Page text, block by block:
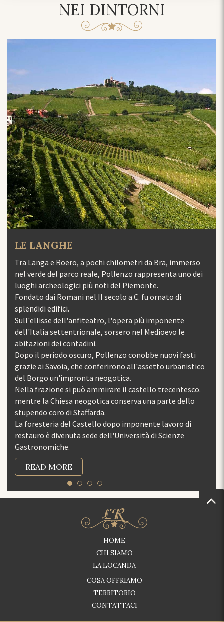
NEI DINTORNI
a pochi chilometri da Bra, immerso
reale, Pollenzo rappresenta uno dei
più noti del Piemonte.
nel II secolo a.C. fu ornato di
l'opera più imponente
sorsero nel Medioevo le
Pollenzo conobbe nuovi fasti
conferirono all'assetto urbanistico
neogotica.
ammirare il castello trecentesco.
conserva una parte dello
dopo imponente lavoro di
sede dell'Università di Scienze
Situato nel basso
collina che
Tanaro, che lo
province di Torino e
natura ancora
aspre colline. Fu la
possedevano la
nome che oggi evoca
READ MORE
HOME
CHI SIAMO
LA LOCANDA
COSA OFFRIAMO
TERRITORIO
CONTATTACI